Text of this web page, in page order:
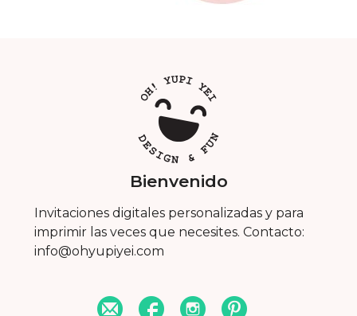
Bienvenido
Invitaciones digitales personalizadas y para
imprimir las veces que necesites. Contacto:
info@ohyupiyei.com